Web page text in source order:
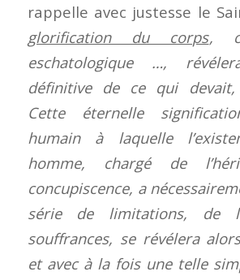
rappelle avec justesse le
glorification du corps,
eschatologique …,
définitive de ce qui devait,
Cette éternelle
humain à laquelle
homme, chargé de
concupiscence, a
série de limitations, de
souffrances, se révélera
et avec à la fois une telle